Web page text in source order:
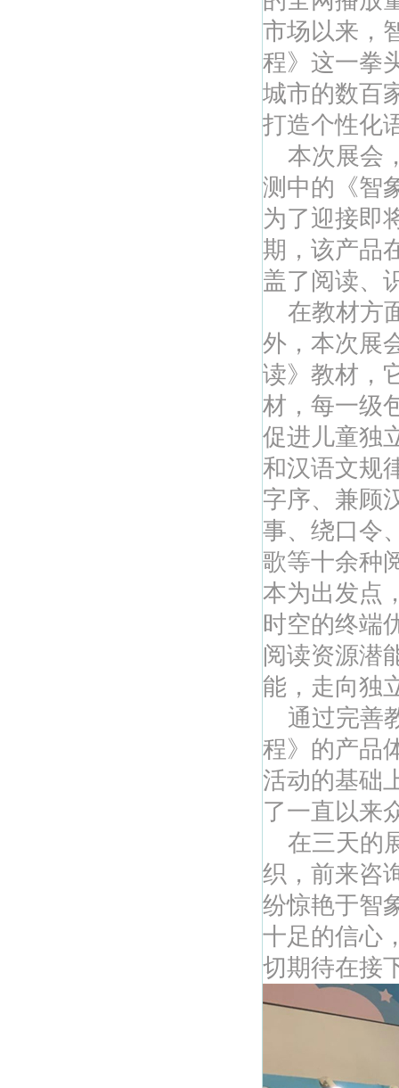
市场以来，
程》这一拳
城市的数百
打造个性化
本次展会
测中的《智
为了迎接即
期，该产品
盖了阅读、
在教材方
外，本次展
读》教材，
材，每一级
促进儿童独
和汉语文规
字序、兼顾
事、绕口令
歌等十余种
本为出发点
时空的终端
阅读资源潜
能，走向独
通过完善
程》的产品
活动的基础
了一直以来
在三天的
织，前来咨
纷惊艳于智
十足的信心
切期待在接